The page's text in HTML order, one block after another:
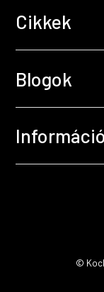
Cikkek
Blogok
©